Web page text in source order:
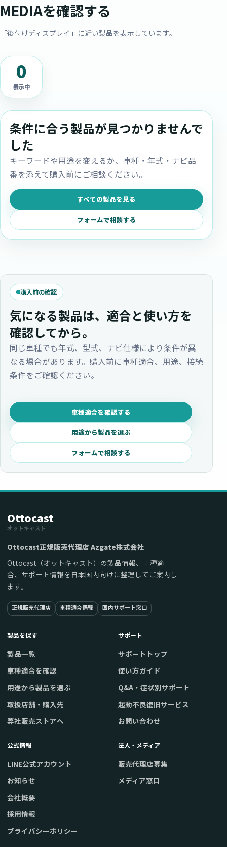
MEDIAを確認する
「後付けディスプレイ」に近い製品を表示しています。
0
表示中
条件に合う製品が見つかりませんで
した
キーワードや用途を変えるか、車種・年式・ナビ品
番を添えて購入前にご相談ください。
すべての製品を見る
フォームで相談する
購入前の確認
気になる製品は、適合と使い方を
確認してから。
同じ車種でも年式、型式、ナビ仕様により条件が異
なる場合があります。購入前に車種適合、用途、接続
条件をご確認ください。
車種適合を確認する
用途から製品を選ぶ
フォームで相談する
Ottocast
オットキャスト
Ottocast正規販売代理店 Azgate株式会社
Ottocast（オットキャスト）の製品情報、車種適
合、サポート情報を日本国内向けに整理してご案内し
ます。
正規販売代理店 車種適合情報 国内サポート窓口
製品を探す
製品一覧
車種適合を確認
用途から製品を選ぶ
取扱店舗・購入先
弊社販売ストアへ
サポート
サポートトップ
使い方ガイド
Q&A・症状別サポート
起動不良復旧サービス
お問い合わせ
公式情報
LINE公式アカウント
お知らせ
会社概要
採用情報
プライバシーポリシー
法人・メディア
販売代理店募集
メディア窓口